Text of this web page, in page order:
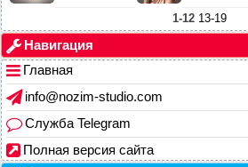
1-12 13-19
Навигация
Главная
info@nozim-studio.com
Служба Telegram
Полная версия сайта